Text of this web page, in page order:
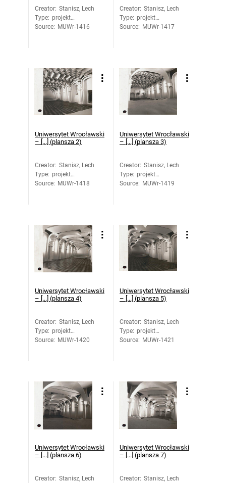
Creator: Stanisz, Lech
Type: projekt
architektoniczny
Source: MUWr-1416
Creator: Stanisz, Lech
Type: projekt
architektoniczny
Source: MUWr-1417
Uniwersytet Wrocławski
– [...] (plansza 2)
Creator: Stanisz, Lech
Type: projekt
architektoniczny
Source: MUWr-1418
Uniwersytet Wrocławski
– [...] (plansza 3)
Creator: Stanisz, Lech
Type: projekt
architektoniczny
Source: MUWr-1419
Uniwersytet Wrocławski
– [...] (plansza 4)
Creator: Stanisz, Lech
Type: projekt
architektoniczny
Source: MUWr-1420
Uniwersytet Wrocławski
– [...] (plansza 5)
Creator: Stanisz, Lech
Type: projekt
architektoniczny
Source: MUWr-1421
Uniwersytet Wrocławski
– [...] (plansza 6)
Creator: Stanisz, Lech
Uniwersytet Wrocławski
– [...] (plansza 7)
Creator: Stanisz, Lech